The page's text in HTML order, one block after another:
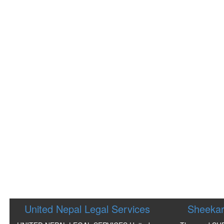
United Nepal Legal Services